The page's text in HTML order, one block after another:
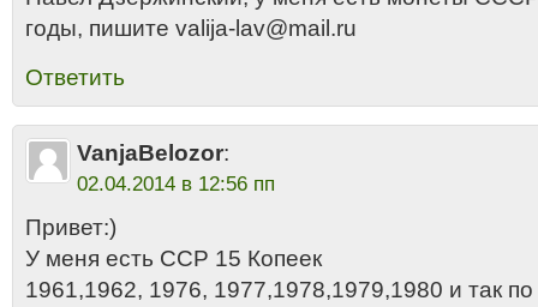
годы, пишите valija-lav@mail.ru
Ответить
VanjaBelozor:
02.04.2014 в 12:56 пп
Привет:)
У меня есть ССР 15 Копеек
1961,1962, 1976, 1977,1978,1979,1980 и так